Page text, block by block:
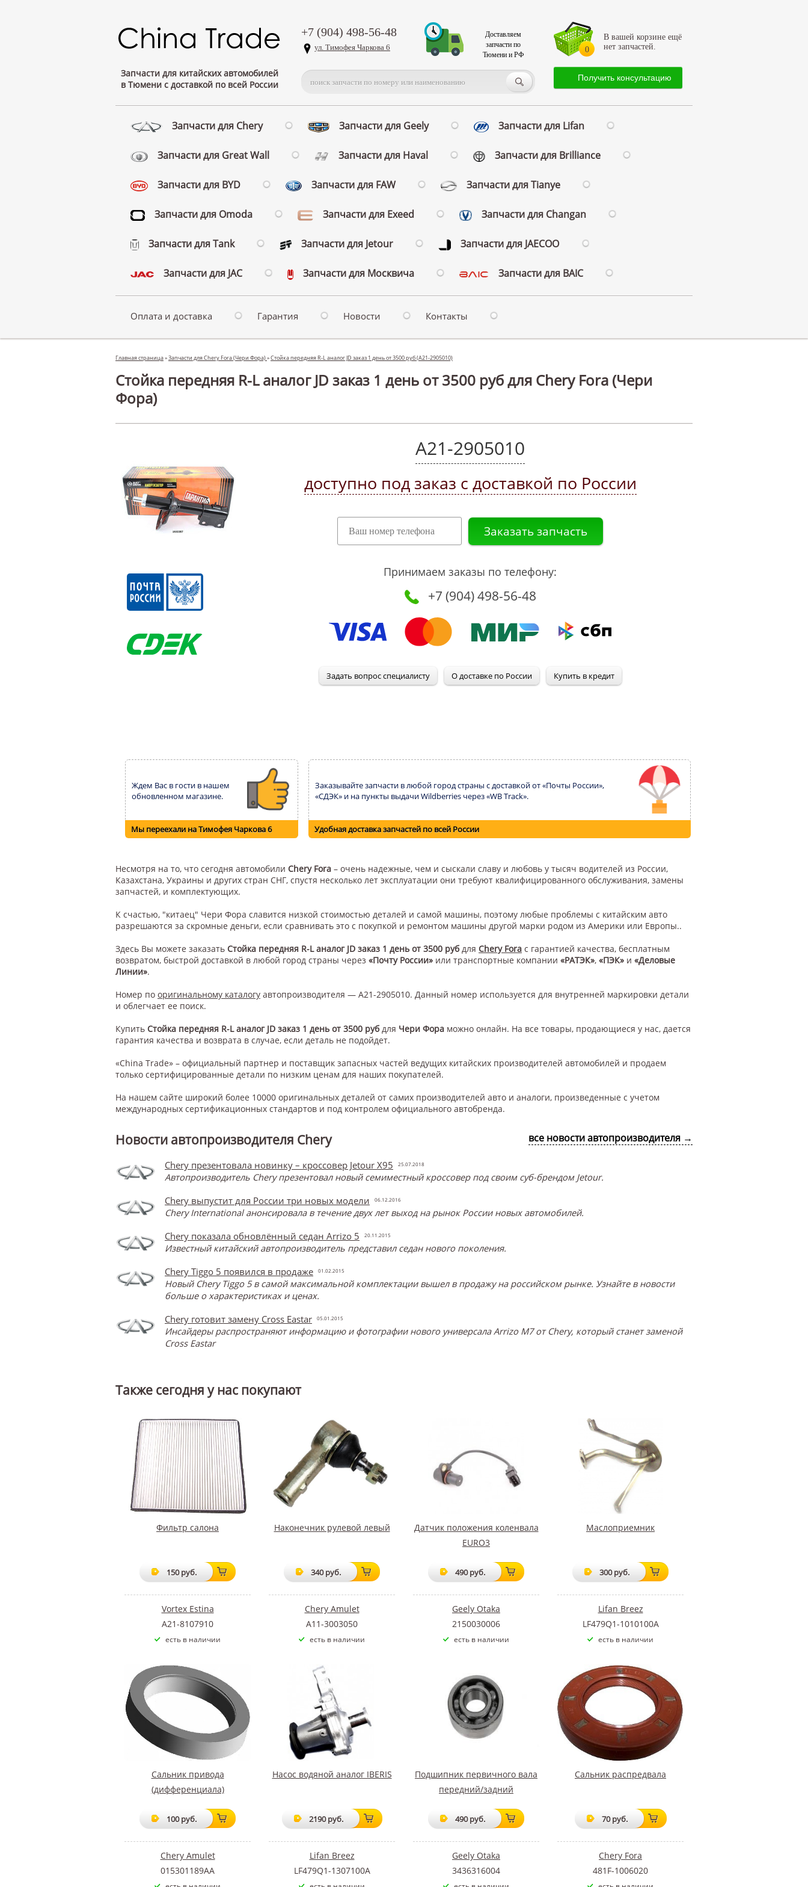
Запчасти для китайских автомобилей
в Тюмени с доставкой по всей России
+7 (904) 498-56-48
ул. Тимофея Чаркова 6
Доставляем
запчасти по
Тюмени и РФ
0
В вашей корзине ещё
нет запчастей.
Получить консультацию
Запчасти для Chery Запчасти для Geely Запчасти для Lifan
Запчасти для Great Wall Запчасти для Haval Запчасти для Brilliance
Запчасти для BYD Запчасти для FAW Запчасти для Tianye
Запчасти для Omoda Запчасти для Exeed Запчасти для Changan
Запчасти для Tank Запчасти для Jetour Запчасти для JAECOO
Запчасти для JAC Запчасти для Москвича Запчасти для BAIC
Оплата и доставка Гарантия Новости Контакты
Главная страница»Запчасти для Chery Fora (Чери Фора)»Стойка передняя R-L аналог JD заказ 1 день от 3500 руб (A21-2905010)
Стойка передняя R-L аналог JD заказ 1 день от 3500 руб для Chery Fora (Чери
Фора)
A21-2905010
доступно под заказ с доставкой по России
Принимаем заказы по телефону:
+7 (904) 498-56-48
Ждем Вас в гости в нашем
обновленном магазине.
Мы переехали на Тимофея Чаркова 6
Заказывайте запчасти в любой город страны с доставкой от «Почты России»,
«СДЭК» и на пункты выдачи Wildberries через «WB Track».
Удобная доставка запчастей по всей России
Несмотря на то, что сегодня автомобили Chery Fora – очень надежные, чем и сыскали славу и любовь у тысяч водителей из России,
Казахстана, Украины и других стран СНГ, спустя несколько лет эксплуатации они требуют квалифицированного обслуживания, замены
запчастей, и комплектующих.
К счастью, "китаец" Чери Фора славится низкой стоимостью деталей и самой машины, поэтому любые проблемы с китайским авто
разрешаются за скромные деньги, если сравнивать это с покупкой и ремонтом машины другой марки родом из Америки или Европы..
Здесь Вы можете заказать Стойка передняя R-L аналог JD заказ 1 день от 3500 руб для Chery Fora с гарантией качества, бесплатным
возвратом, быстрой доставкой в любой город страны через «Почту России» или транспортные компании «РАТЭК», «ПЭК» и «Деловые
Линии».
Номер по оригинальному каталогу автопроизводителя — A21-2905010. Данный номер используется для внутренней маркировки детали
и облегчает ее поиск.
Купить Стойка передняя R-L аналог JD заказ 1 день от 3500 руб для Чери Фора можно онлайн. На все товары, продающиеся у нас, дается
гарантия качества и возврата в случае, если деталь не подойдет.
«China Trade» – официальный партнер и поставщик запасных частей ведущих китайских производителей автомобилей и продаем
только сертифицированные детали по низким ценам для наших покупателей.
На нашем сайте широкий более 10000 оригинальных деталей от самих производителей авто и аналоги, произведенные с учетом
международных сертификационных стандартов и под контролем официального автобренда.
все новости автопроизводителя →
Новости автопроизводителя Chery
Chery презентовала новинку – кроссовер Jetour X95 25.07.2018
Автопроизводитель Chery презентовал новый семиместный кроссовер под своим суб-брендом Jetour.
Chery выпустит для России три новых модели
06.12.2016
Chery International анонсировала в течение двух лет выход на рынок России новых автомобилей.
Chery показала обновлённый седан Arrizo 5
20.11.2015
Известный китайский автопроизводитель представил седан нового поколения.
Chery Tiggo 5 появился в продаже
01.02.2015
Новый Chery Tiggo 5 в самой максимальной комплектации вышел в продажу на российском рынке. Узнайте в новости
больше о характеристиках и ценах.
Chery готовит замену Cross Eastar
05.01.2015
Инсайдеры распространяют информацию и фотографии нового универсала Arrizo M7 от Chery, который станет заменой
Cross Eastar
Также сегодня у нас покупают
Фильтр салона
150 руб.
Vortex Estina
A21-8107910
есть в наличии
Наконечник рулевой левый
340 руб.
Chery Amulet
A11-3003050
есть в наличии
Датчик положения коленвала
EURO3
490 руб.
Geely Otaka
2150030006
есть в наличии
Маслоприемник
300 руб.
Lifan Breez
LF479Q1-1010100A
есть в наличии
Сальник привода
(дифференциала)
100 руб.
Chery Amulet
015301189AA
Насос водяной аналог IBERIS
2190 руб.
Lifan Breez
LF479Q1-1307100A
Подшипник первичного вала
передний/задний
490 руб.
Geely Otaka
3436316004
Сальник распредвала
70 руб.
Chery Fora
481F-1006020